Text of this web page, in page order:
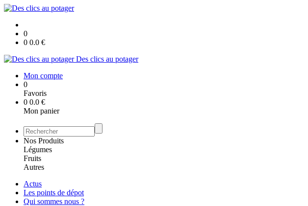
0
0 0.0 €
Des clics au potager
Mon compte
0
Favoris
0 0.0 €
Mon panier
Nos Produits
Légumes
Fruits
Autres
Actus
Les points de dépot
Qui sommes nous ?